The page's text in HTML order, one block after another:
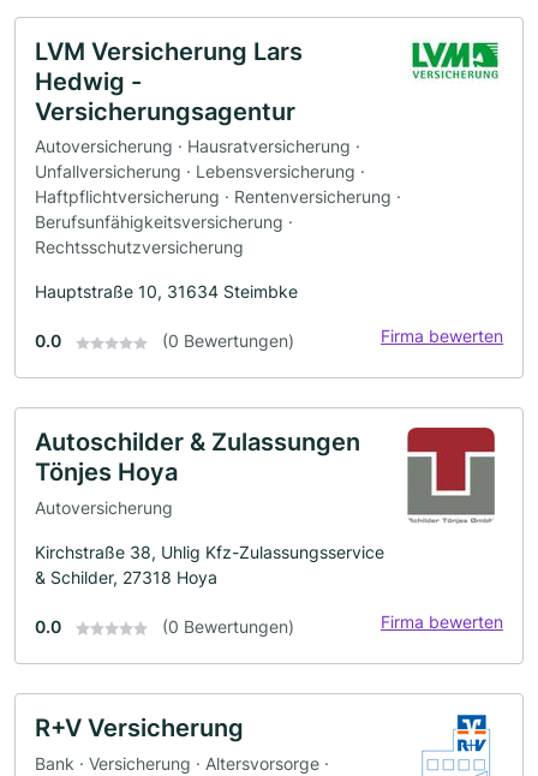
LVM Versicherung Lars
Hedwig -
Versicherungsagentur
Autoversicherung · Hausratversicherung ·
Unfallversicherung · Lebensversicherung ·
Haftpflichtversicherung · Rentenversicherung ·
Berufsunfähigkeitsversicherung ·
Rechtsschutzversicherung
Hauptstraße 10, 31634 Steimbke
0.0 (0 Bewertungen) Firma bewerten
Autoschilder & Zulassungen
Tönjes Hoya
Autoversicherung
Kirchstraße 38, Uhlig Kfz-Zulassungsservice
& Schilder, 27318 Hoya
0.0 (0 Bewertungen) Firma bewerten
R+V Versicherung
Bank · Versicherung · Altersvorsorge ·